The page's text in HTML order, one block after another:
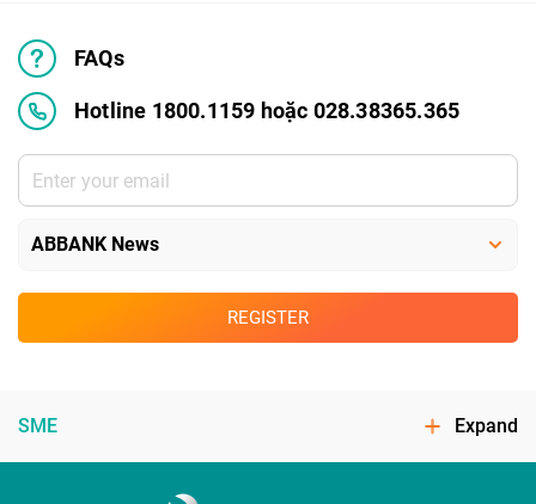
FAQs
Hotline 1800.1159 hoặc 028.38365.365
REGISTER
SME Expand